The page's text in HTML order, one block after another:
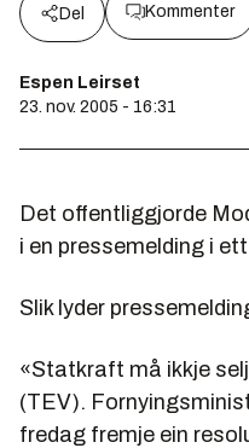
Del Kommenter
Espen Leirset
23. nov. 2005 - 16:31
Det offentliggjorde
i en pressemelding i
Slik lyder
«Statkraft må ikkje
(TEV).
fredag fremje ein